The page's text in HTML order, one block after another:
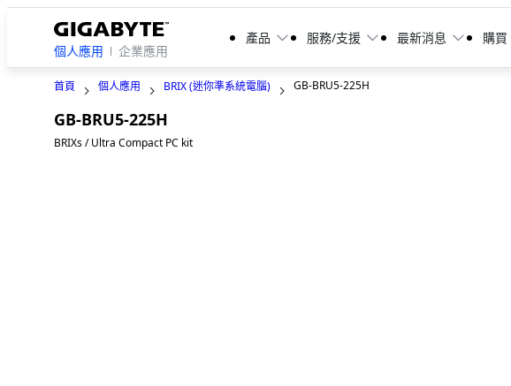
個人應用 企業應用
產品 服務/支援 最新消息 購買
首頁 個人應用 BRIX (迷你準系統電腦) GB-BRU5-225H
GB-BRU5-225H
BRIXs / Ultra Compact PC kit